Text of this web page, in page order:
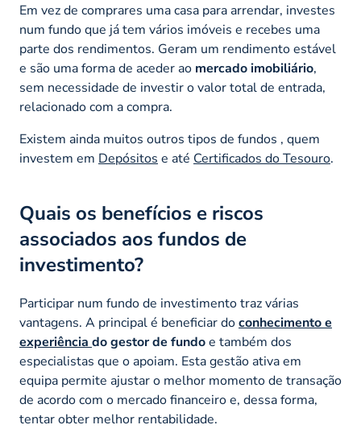
Em vez de comprares uma casa para arrendar, investes
num fundo que já tem vários imóveis e recebes uma
parte dos rendimentos. Geram um rendimento estável
e são uma forma de aceder ao mercado imobiliário,
sem necessidade de investir o valor total de entrada,
relacionado com a compra.
Existem ainda muitos outros tipos de fundos , quem
investem em Depósitos e até Certificados do Tesouro.
Quais os benefícios e riscos
associados aos fundos de
investimento?
Participar num fundo de investimento traz várias
vantagens. A principal é beneficiar doconhecimento e
experiência do gestor de fundoe também dos
especialistas que o apoiam. Esta gestão ativa em
equipa permite ajustar o melhor momento de transação
de acordo com o mercado financeiro e, dessa forma,
tentar obter melhor rentabilidade.